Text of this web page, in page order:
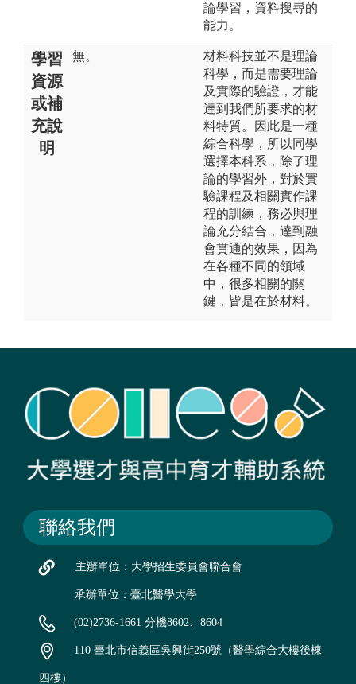
論學習，資料搜尋的
能力。
學習
資源
或補
充說
明
無。
材料科技並不是理論
科學，而是需要理論
及實際的驗證，才能
達到我們所要求的材
料特質。因此是一種
綜合科學，所以同學
選擇本科系，除了理
論的學習外，對於實
驗課程及相關實作課
程的訓練，務必與理
論充分結合，達到融
會貫通的效果，因為
在各種不同的領域
中，很多相關的關
鍵，皆是在於材料。
聯絡我們
主辦單位：大學招生委員會聯合會
承辦單位：臺北醫學大學
(02)2736-1661 分機8602、8604
110 臺北市信義區吳興街250號（醫學綜合大樓後棟
四樓）